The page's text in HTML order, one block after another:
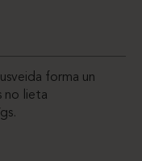
forma un
no lieta